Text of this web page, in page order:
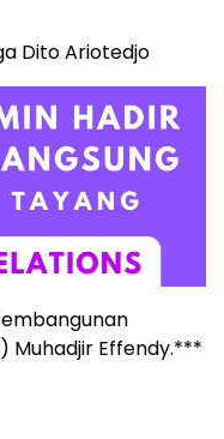
Dito Ariotedjo
Muhadjir Effendy.***